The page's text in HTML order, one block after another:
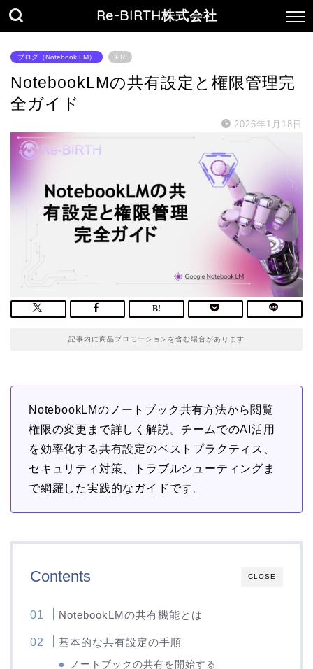
Re-BIRTH株式会社
ブログ（Notebook LM） PR
NotebookLMの共有設定と権限管理完
全ガイド
2026年1月18日
記事内に商品プロモーションを含む場合があります
NotebookLMのノートブック共有方法から閲覧
権限の変更まで詳しく解説。チームでのAI活用
を効率化する共有設定のベストプラクティス、
セキュリティ対策、トラブルシューティングま
で網羅した実践的なガイドです。
CLOSE
Contents
NotebookLMの共有機能とは
基本的な共有設定の手順
ノートブックの共有を開始する